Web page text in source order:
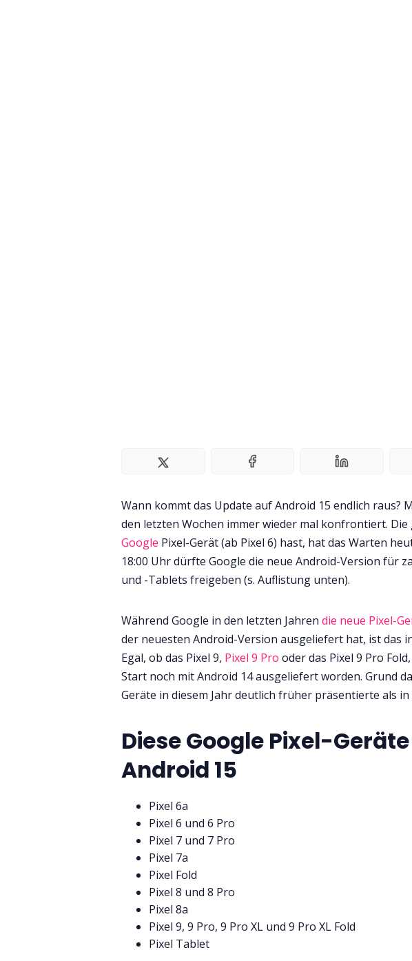
Wann kommt das Update auf Android 15 endlich raus?
den letzten Wochen immer wieder mal konfrontiert.
Google Pixel-Gerät (ab Pixel 6) hast, hat das Warten
18:00 Uhr dürfte Google die neue Android-Version für
und -Tablets freigeben (s. Auflistung unten).
Während Google in den letzten Jahren die neue Pixel-
der neuesten Android-Version ausgeliefert hat, ist das
Egal, ob das Pixel 9, Pixel 9 Pro oder das Pixel 9 Pro
Start noch mit Android 14 ausgeliefert worden. Grund
Geräte in diesem Jahr deutlich früher präsentierte als
Diese Google Pixel-
Android 15
Pixel 6a
Pixel 6 und 6 Pro
Pixel 7 und 7 Pro
Pixel 7a
Pixel Fold
Pixel 8 und 8 Pro
Pixel 8a
Pixel 9, 9 Pro, 9 Pro XL und 9 Pro XL Fold
Pixel Tablet